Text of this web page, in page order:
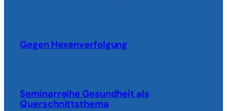
Gegen Hexenverfolgung
Seminarreihe Gesundheit als
Querschnittsthema